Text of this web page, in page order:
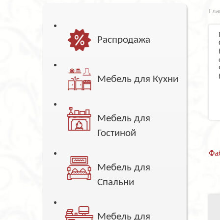
Распродажа
Мебель для Кухни
Мебель для
Гостиной
Мебель для
Спальни
Мебель для